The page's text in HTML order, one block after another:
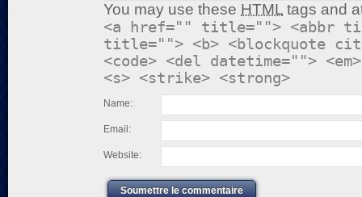
You may use these HTML tags and
<a href="" title=""> <abbr
title=""> <b> <blockquote
<code> <del datetime="">
<s> <strike> <strong>
Name:
Email:
Website:
Soumettre le commentaire